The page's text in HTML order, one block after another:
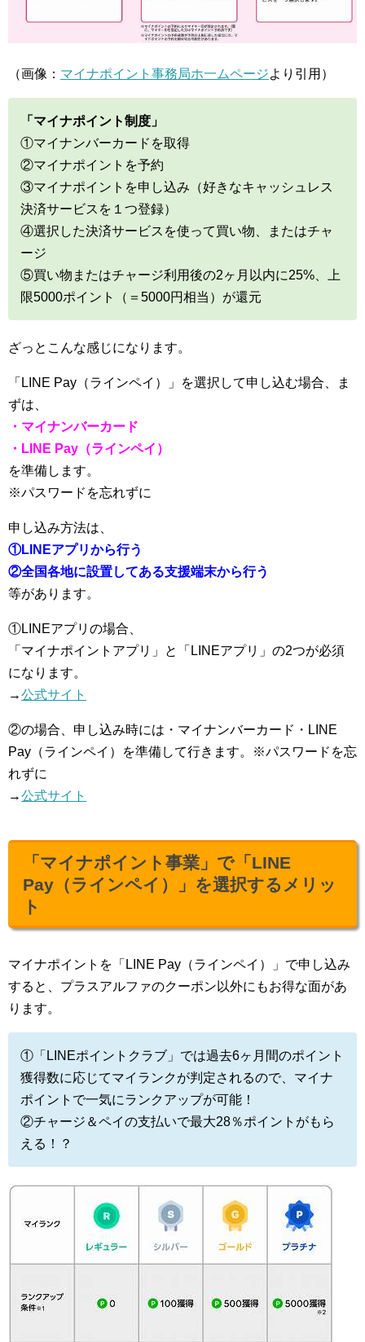
（画像： マイナポイント事務局ホ一ムページより引用）
「マイナポイント制度」
①マイナンバーカードを取得
②マイナポイントを予約
③マイナポイントを申し込み（好きなキャッシュレス
決済サービスを１つ登録）
④選択した決済サービスを使って買い物、またはチャ
ージ
⑤買い物またはチャージ利用後の2ヶ月以内に25%、上
限5000ポイント（＝5000円相当）が還元
ざっとこんな感じになります。
「LINE Pay（ラインペイ）」を選択して申し込む場合、ま
ずは、
・マイナンバーカード
・LINE Pay（ラインペイ）
を準備します。
※パスワードを忘れずに
申し込み方法は、
①LINEアプリから行う
②全国各地に設置してある支援端末から行う
等があります。
①LINEアプリの場合、
「マイナポイントアプリ」と「LINEアプリ」の2つが必須
になります。
→公式サイト
②の場合、申し込み時には・マイナンバーカード・LINE
Pay（ラインペイ）を準備して行きます。※パスワードを忘
れずに
→公式サイト
「マイナポイント事業」で「LINE
Pay（ラインペイ）」を選択するメリッ
ト
マイナポイントを「LINE Pay（ラインペイ）」で申し込み
すると、プラスアルファのクーポン以外にもお得な面があ
ります。
①「LINEポイントクラブ」では過去6ヶ月間のポイント
獲得数に応じてマイランクが判定されるので、マイナ
ポイントで一気にランクアップが可能！
②チャージ＆ペイの支払いで最大28％ポイントがもら
える！？